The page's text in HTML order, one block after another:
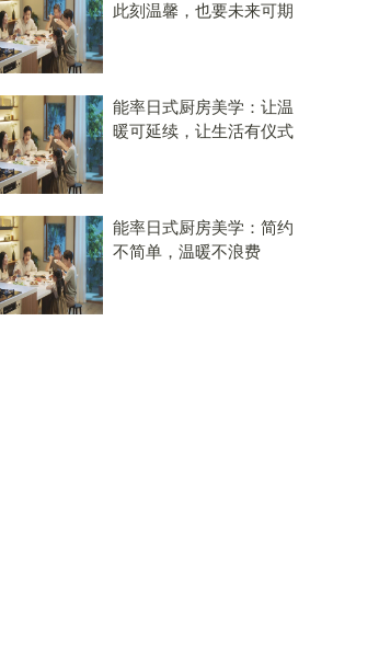
此刻温馨，也要未来可期
能率日式厨房美学：让温
暖可延续，让生活有仪式
能率日式厨房美学：简约
不简单，温暖不浪费